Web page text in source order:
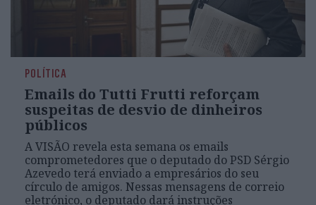
POLÍTICA
Emails do Tutti Frutti reforçam
suspeitas de desvio de dinheiros
públicos
A VISÃO revela esta semana os emails
comprometedores que o deputado do PSD Sérgio
Azevedo terá enviado a empresários do seu
círculo de amigos. Nessas mensagens de correio
eletrónico, o deputado dará instruções